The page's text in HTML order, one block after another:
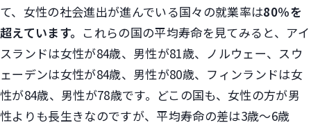
て、女性の社会進出が進んでいる国々の就業率は80％を
超えています。 これらの国の平均寿命を見てみると、アイ
スランドは女性が84歳、男性が81歳、ノルウェー、スウ
ェーデンは女性が84歳、男性が80歳、フィンランドは女
性が84歳、男性が78歳です。どこの国も、女性の方が男
性よりも長生きなのですが、平均寿命の差は3歳～6歳